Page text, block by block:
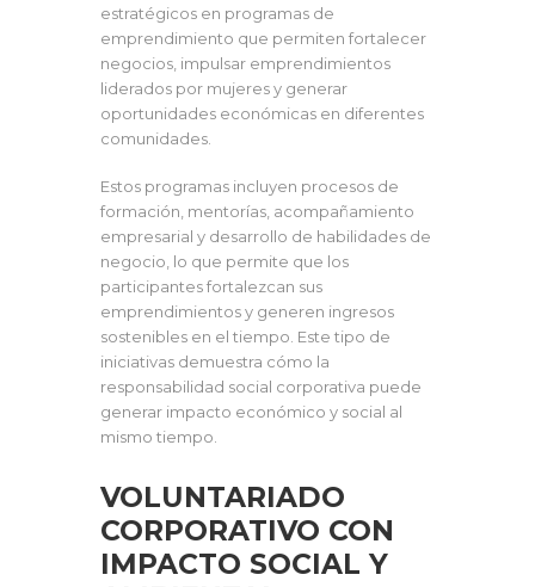
estratégicos en programas de
emprendimiento que permiten fortalecer
negocios, impulsar emprendimientos
liderados por mujeres y generar
oportunidades económicas en diferentes
comunidades.
Estos programas incluyen procesos de
formación, mentorías, acompañamiento
empresarial y desarrollo de habilidades de
negocio, lo que permite que los
participantes fortalezcan sus
emprendimientos y generen ingresos
sostenibles en el tiempo. Este tipo de
iniciativas demuestra cómo la
responsabilidad social corporativa puede
generar impacto económico y social al
mismo tiempo.
VOLUNTARIADO
CORPORATIVO CON
IMPACTO SOCIAL Y